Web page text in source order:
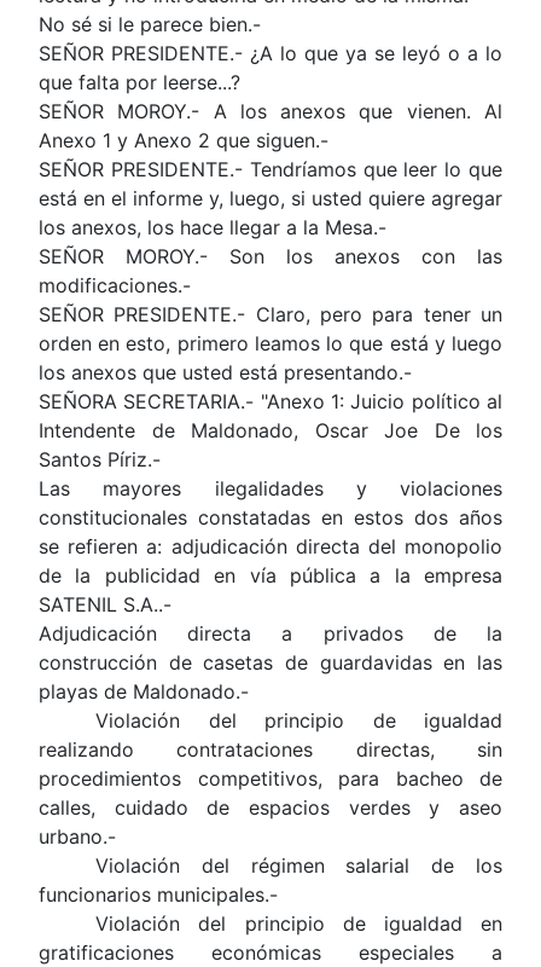
No sé si le parece bien.-
SEÑOR PRESIDENTE.- ¿A lo que ya se leyó o a lo
que falta por leerse...?
SEÑOR MOROY.- A los anexos que vienen. Al
Anexo 1 y Anexo 2 que siguen.-
SEÑOR PRESIDENTE.- Tendríamos que leer lo que
está en el informe y, luego, si usted quiere agregar
los anexos, los hace llegar a la Mesa.-
SEÑOR MOROY.- Son los anexos con las
modificaciones.-
SEÑOR PRESIDENTE.- Claro, pero para tener un
orden en esto, primero leamos lo que está y luego
los anexos que usted está presentando.-
SEÑORA SECRETARIA.- "Anexo 1: Juicio político al
Intendente de Maldonado, Oscar Joe De los
Santos Píriz.-
Las mayores ilegalidades y violaciones
constitucionales constatadas en estos dos años
se refieren a: adjudicación directa del monopolio
de la publicidad en vía pública a la empresa
SATENIL S.A..-
Adjudicación directa a privados de la
construcción decasetas de guardavidas en las
playas de Maldonado.-
Violación del principio de igualdad
realizando contrataciones directas, sin
procedimientos competitivos, para bacheo de
calles, cuidado de espacios verdes y aseo
urbano.-
Violación del régimen salarial de los
funcionarios municipales.-
Violación del principio de igualdad en
gratificaciones económicas especiales a